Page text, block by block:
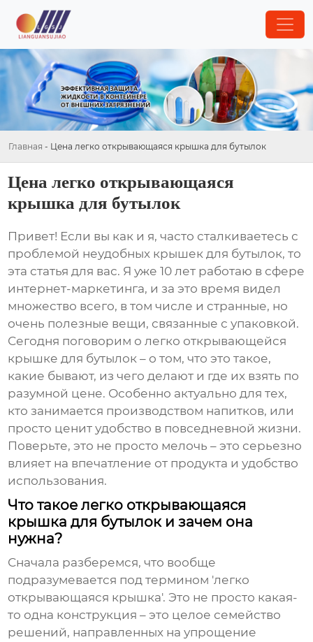
Главная - Цена легко открывающаяся крышка для бутылок
Цена легко открывающаяся
крышка для бутылок
Привет! Если вы как и я, часто сталкиваетесь с
проблемой неудобных крышек для бутылок, то
эта статья для вас. Я уже 10 лет работаю в сфере
интернет-маркетинга, и за это время видел
множество всего, в том числе и странные, но
очень полезные вещи, связанные с упаковкой.
Сегодня поговорим олегко открывающейся
крышке для бутылок – о том, что это такое,
какие бывают, из чего делают и где их взять по
разумной цене. Особенно актуально для тех,
кто занимается производством напитков, или
просто ценит удобство в повседневной жизни.
Поверьте, это не просто мелочь – это серьезно
влияет на впечатление от продукта и удобство
использования.
Что такое легко открывающаяся
крышка для бутылок и зачем она
нужна?
Сначала разберемся, что вообще
подразумевается под термином 'легко
открывающаяся крышка'. Это не просто какая-
то одна конструкция – это целое семейство
решений, направленных на упрощение